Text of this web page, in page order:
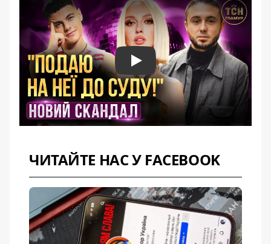
Play
ЧИТАЙТЕ НАС У FACEBOOK